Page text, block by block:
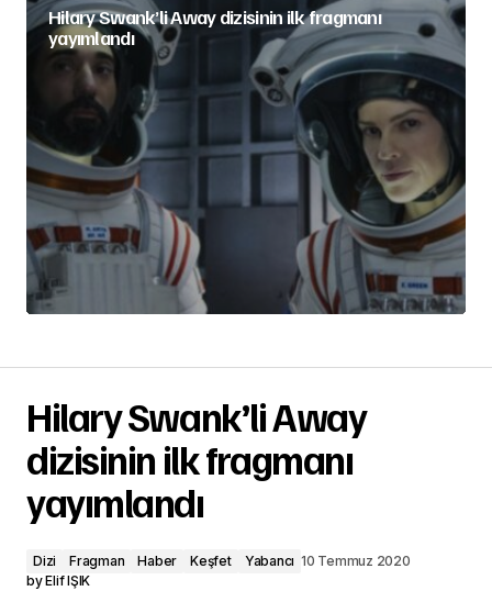
Hilary Swank’li Away dizisinin ilk fragmanı
yayımlandı
Hilary Swank’li Away
dizisinin ilk fragmanı
yayımlandı
Dizi Fragman Haber Keşfet Yabancı 10 Temmuz 2020
byElif IŞIK